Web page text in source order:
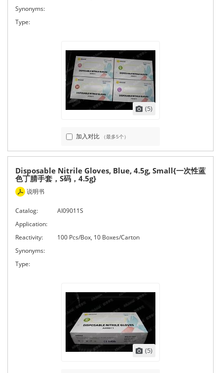
Synonyms:
Type:
(5)
加入对比 （最多5个）
Disposable Nitrile Gloves, Blue, 4.5g, Small{一次性蓝
色丁腈手套，S码，4.5g}
说明书
Catalog:
AI09011S
Application:
Reactivity:
100 Pcs/Box, 10 Boxes/Carton
Synonyms:
Type:
(5)